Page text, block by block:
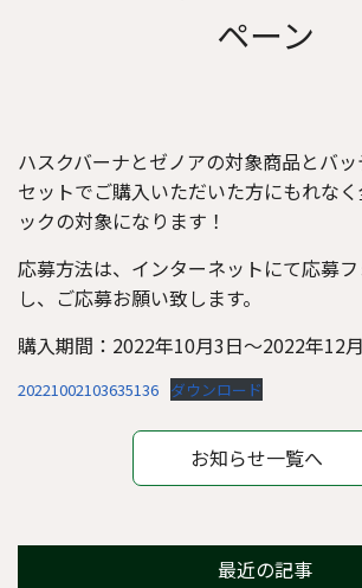
ペーン
ハスクバーナとゼノアの対象商品とバ
セットでご購入いただいた方にもれな
ックの対象になります！
応募方法は、インターネットにて応募
し、ご応募お願い致します。
購入期間：2022年10月3日～2022年12
20221002103635136 ダウンロード
お知らせ一覧へ
最近の記事